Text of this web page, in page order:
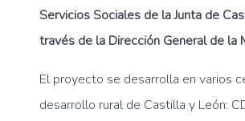
Servicios Sociales de la Junta de
través de la Dirección General de la
El proyecto se desarrolla en varios
desarrollo rural de Castilla y León: